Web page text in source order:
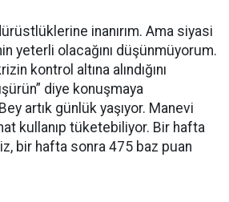
inanırım. Ama siyasi
yeterli olacağını düşünmüyorum.
kontrol altına alındığını
diye konuşmaya
artık günlük yaşıyor. Manevi
kullanıp tüketebiliyor. Bir hafta
bir hafta sonra 475 baz puan